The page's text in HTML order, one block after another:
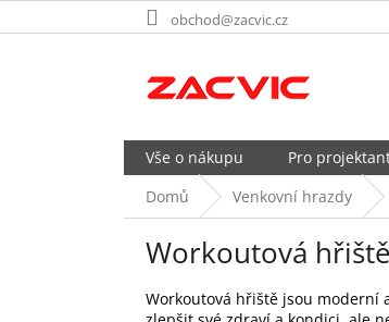
na
obchod@zacvic.cz
Vše o nákupu Pro
Domů
Venkovní hrazdy
Workoutová hřiště
Workoutová hřiště jsou